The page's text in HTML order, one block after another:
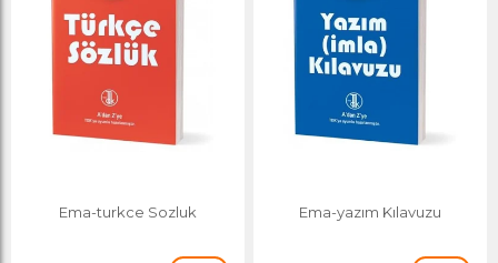
Ema-turkce Sozluk Ema-yazım Kılavuzu